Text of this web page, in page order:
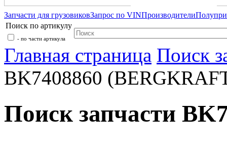
Запчасти для грузовиковЗапрос по VINПроизводители
Поиск по артикулу
- по части артикула
Главная страница Поиск
BK7408860
Поиск запчасти